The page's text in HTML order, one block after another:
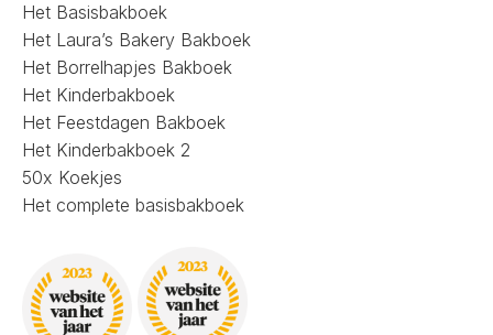
Het Basisbakboek
Het Laura’s Bakery Bakboek
Het Borrelhapjes Bakboek
Het Kinderbakboek
Het Feestdagen Bakboek
Het Kinderbakboek 2
50x Koekjes
Het complete basisbakboek